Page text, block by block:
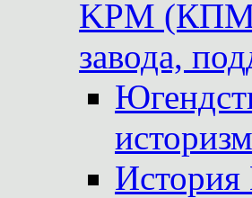
KPM
завода,